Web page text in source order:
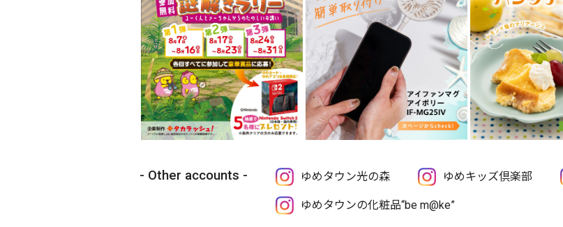
Other accounts ゆめタウン光の森 ゆめキッズ倶楽部
ゆめタウンの化粧品“be m@ke”